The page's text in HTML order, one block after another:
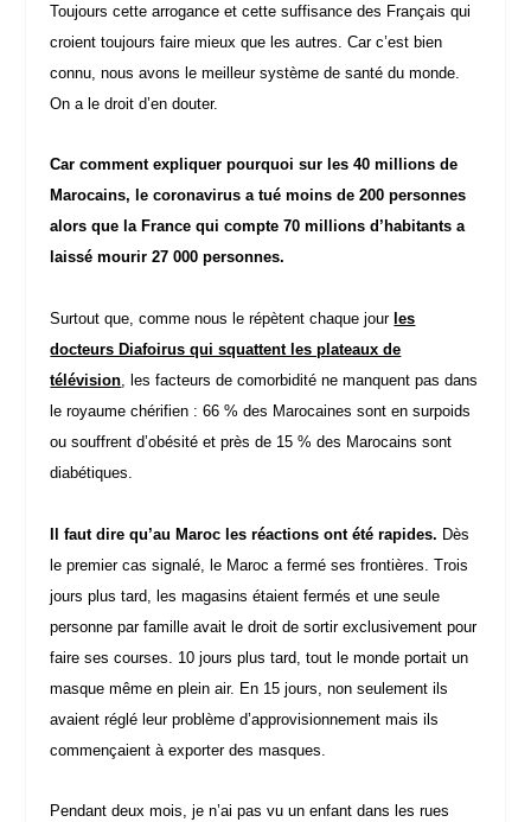
Toujours cette arrogance et cette suffisance des Français qui
croient toujours faire mieux que les autres. Car c’est bien
connu, nous avons le meilleur système de santé du monde.
On a le droit d’en douter.
Car comment expliquer pourquoi sur les 40 millions de
Marocains, le coronavirus a tué moins de 200 personnes
alors que la France qui compte 70 millions d’habitants a
laissé mourir 27 000 personnes.
Surtout que, comme nous le répètent chaque jour les
docteurs Diafoirus qui squattent les plateaux de
télévision, les facteurs de comorbidité ne manquent pas dans
le royaume chérifien : 66 % des Marocaines sont en surpoids
ou souffrent d’obésité et près de 15 % des Marocains sont
diabétiques.
Il faut dire qu’au Maroc les réactions ont été rapides. Dès
le premier cas signalé, le Maroc a fermé ses frontières. Trois
jours plus tard, les magasins étaient fermés et une seule
personne par famille avait le droit de sortir exclusivement pour
faire ses courses. 10 jours plus tard, tout le monde portait un
masque même en plein air. En 15 jours, non seulement ils
avaient réglé leur problème d’approvisionnement mais ils
commençaient à exporter des masques.
Pendant deux mois, je n’ai pas vu un enfant dans les rues